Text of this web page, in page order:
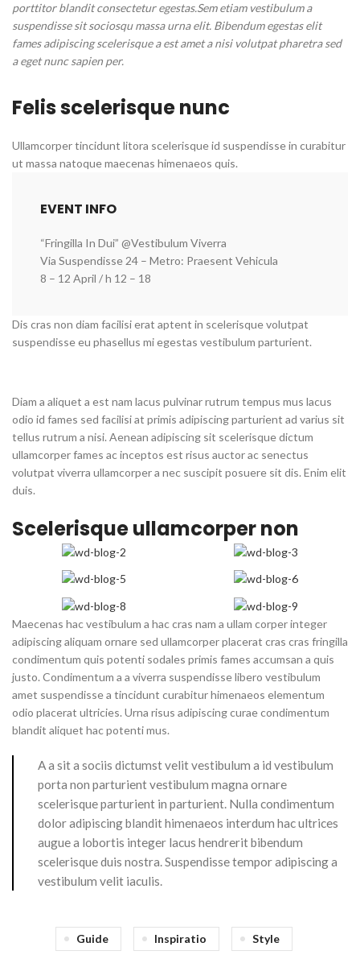
porttitor blandit consectetur egestas.Sem etiam vestibulum a
suspendisse sit sociosqu massa urna elit. Bibendum egestas elit
fames adipiscing scelerisque a est amet a nisi volutpat pharetra sed
a eget nunc sapien per.
Felis scelerisque nunc
Ullamcorper tincidunt litora scelerisque id suspendisse in curabitur
ut massa natoque maecenas himenaeos quis.
EVENT INFO
“Fringilla In Dui” @Vestibulum Viverra
Via Suspendisse 24 – Metro: Praesent Vehicula
8 – 12 April / h 12 – 18
Dis cras non diam facilisi erat aptent in scelerisque volutpat
suspendisse eu phasellus mi egestas vestibulum parturient.
Diam a aliquet a est nam lacus pulvinar rutrum tempus mus lacus
odio id fames sed facilisi at primis adipiscing parturient ad varius sit
tellus rutrum a nisi. Aenean adipiscing sit scelerisque dictum
ullamcorper fames ac inceptos est risus auctor ac senectus
volutpat viverra ullamcorper a nec suscipit posuere sit dis. Enim elit
duis.
Scelerisque ullamcorper non
Maecenas hac vestibulum a hac cras nam a ullam corper integer
adipiscing aliquam ornare sed ullamcorper placerat cras cras fringilla
condimentum quis potenti sodales primis fames accumsan a quis
justo. Condimentum a a viverra suspendisse libero vestibulum
amet suspendisse a tincidunt curabitur himenaeos elementum
odio placerat ultricies. Urna risus adipiscing curae condimentum
blandit aliquet hac potenti mus.
A a sit a sociis dictumst velit vestibulum a id vestibulum
porta non parturient vestibulum magna ornare
scelerisque parturient in parturient. Nulla condimentum
dolor adipiscing blandit himenaeos interdum hac ultrices
augue a lobortis integer lacus hendrerit bibendum
scelerisque duis nostra. Suspendisse tempor adipiscing a
vestibulum velit iaculis.
Guide Inspiratio Style